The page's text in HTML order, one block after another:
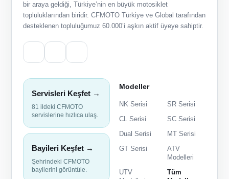
bir araya geldiği, Türkiye’nin en büyük motosiklet
topluluklarından biridir. CFMOTO Türkiye ve Global tarafından
desteklenen topluluğumuz 60.000’i aşkın aktif üyeye sahiptir.
Servisleri Keşfet →
81 ildeki CFMOTO
servislerine hızlıca ulaş.
Bayileri Keşfet →
Şehrindeki CFMOTO
bayilerini görüntüle.
Modeller
NK Serisi
SR Serisi
CL Serisi
SC Serisi
Dual Serisi
MT Serisi
GT Serisi
ATV
Modelleri
UTV
Tüm